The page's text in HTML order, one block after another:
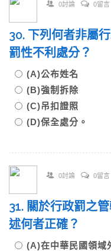
0討論 0留言
30. 下列何者非屬
罰性不利處分？
(A)公布姓名
(B)強制拆除
(C)吊扣證照
(D)保全處分。
0討論 0留言
31. 關於行政罰之
述何者正確？
(A)在中華民國領域